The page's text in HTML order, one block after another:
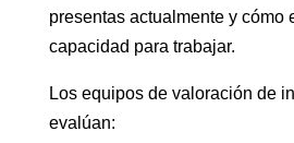
presentas actualmente y cómo
capacidad para trabajar.
Los equipos de valoración de
evalúan: